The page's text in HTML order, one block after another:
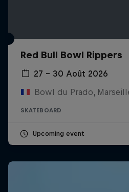
Red Bull Bowl Rippers
27 – 30 Août 2026
Bowl du Prado,
SKATEBOARD
Upcoming event